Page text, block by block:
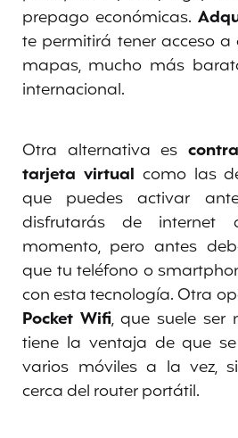
prepago económicas.
te permitirá tener acceso
mapas, mucho más
internacional.
Otra alternativa es
tarjeta virtual como las
que puedes activar
disfrutarás de internet
momento, pero antes
que tu teléfono o
con esta tecnología. Otra
Pocket Wifi, que suele ser
tiene la ventaja de que
varios móviles a la vez,
cerca del router portátil.